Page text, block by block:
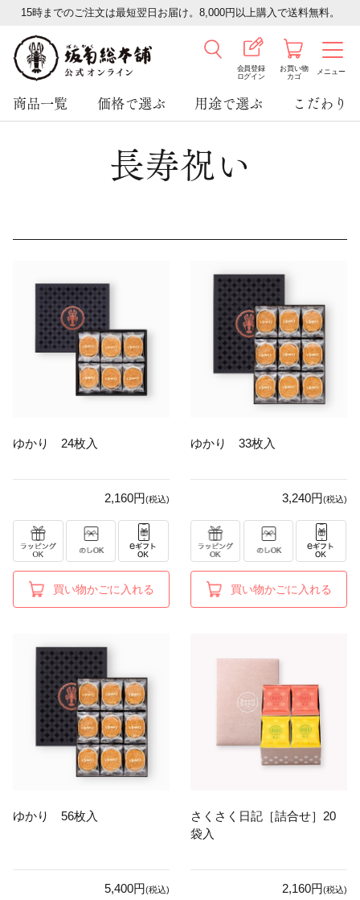
15時までのご注文は最短翌日お届け。8,000円以上購入で送料無料。
会員登録
ログイン
お買い物
カゴ
メニュー
商品一覧 価格で選ぶ 用途で選ぶ こだわり
長寿祝い
ゆかり 24枚入
2,160円(税込)
買い物かごに入れる
ゆかり 33枚入
3,240円(税込)
買い物かごに入れる
ゆかり 56枚入
5,400円(税込)
さくさく日記［詰合せ］20
袋入
2,160円(税込)